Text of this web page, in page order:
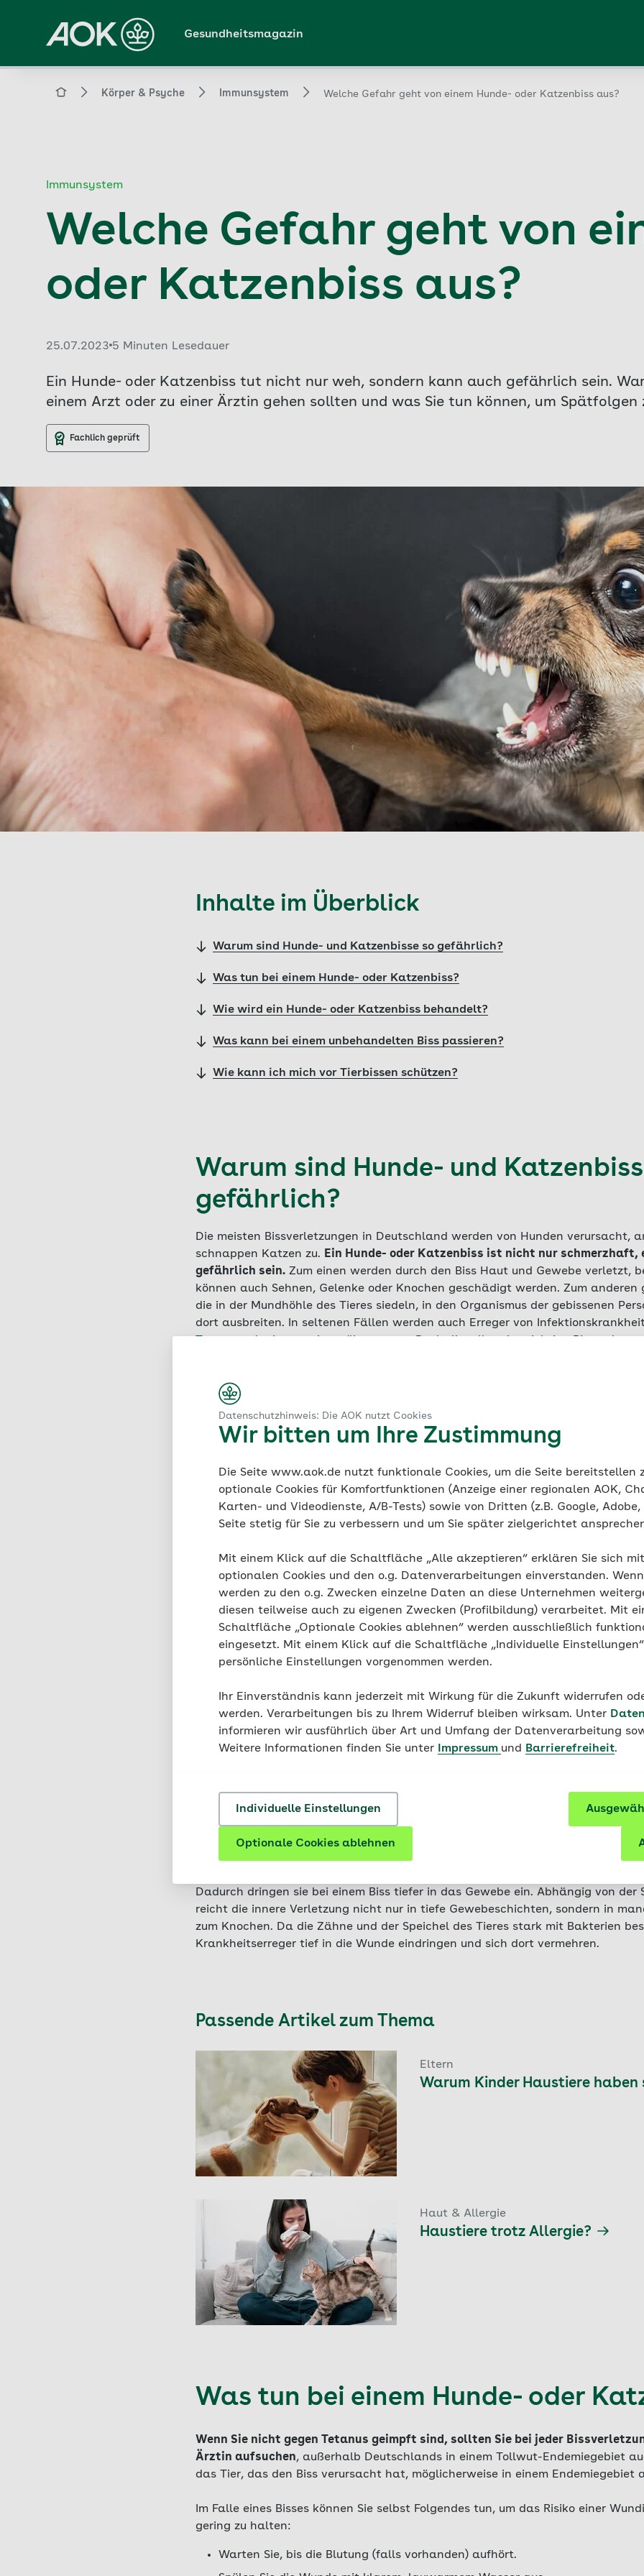
Datenschutzhinweis: Die AOK nutzt Cookies
Wir bitten um Ihre Zustimmung
Die Seite www.aok.de nutzt funktionale Cookies, um die Seite bereitstellen
optionale Cookies für Komfortfunktionen (Anzeige einer regionalen AOK,
Karten- und Videodienste, A/B-Tests) sowie von Dritten (z.B. Google,
Seite stetig für Sie zu verbessern und um Sie später zielgerichtet
Mit einem Klick auf die Schaltfläche „Alle akzeptieren“ erklären Sie sich
optionalen Cookies und den o.g. Datenverarbeitungen einverstanden.
werden zu den o.g. Zwecken einzelne Daten an diese Unternehmen
diesen teilweise auch zu eigenen Zwecken (Profilbildung) verarbeitet. Mit
Schaltfläche „Optionale Cookies ablehnen“ werden ausschließlich
eingesetzt. Mit einem Klick auf die Schaltfläche „Individuelle
persönliche Einstellungen vorgenommen werden.
Ihr Einverständnis kann jederzeit mit Wirkung für die Zukunft widerrufen
werden. Verarbeitungen bis zu Ihrem Widerruf bleiben wirksam. Unter
informieren wir ausführlich über Art und Umfang der Datenverarbeitung
Weitere Informationen finden Sie unter
Impressum und Barrierefreiheit.
Individuelle Einstellungen
Optionale Cookies ablehnen
Hauptinhalt
springen
Gesundheitsmagazin
Magazin Körper & Psyche Immunsystem Welche Gefahr geht von einem Hunde- oder Katzenbiss aus?
Immunsystem
Welche Gefahr geht von
oder Katzenbiss aus?
Veröffentlicht am:
25.07.2023 5 Minuten Lesedauer
Ein Hunde- oder Katzenbiss tut nicht nur weh, sondern kann auch gefährlich sein.
einem Arzt oder zu einer Ärztin gehen sollten und was Sie tun können, um Spätfolgen
Fachlich geprüft
Inhalte im Überblick
Warum sind Hunde- und Katzenbisse so gefährlich?
Was tun bei einem Hunde- oder Katzenbiss?
Wie wird ein Hunde- oder Katzenbiss behandelt?
Was kann bei einem unbehandelten Biss passieren?
Wie kann ich mich vor Tierbissen schützen?
Warum sind Hunde- und
gefährlich?
Die meisten Bissverletzungen in Deutschland werden von Hunden verursacht,
schnappen Katzen zu. Ein Hunde- oder Katzenbiss ist nicht nur schmerzhaft,
gefährlich sein. Zum einen werden durch den Biss Haut und Gewebe verletzt,
können auch Sehnen, Gelenke oder Knochen geschädigt werden. Zum anderen
die in der Mundhöhle des Tieres siedeln, in den Organismus der gebissenen
dort ausbreiten. In seltenen Fällen werden auch Erreger von
Infektionsrisiko bei Hunde- und
Bei 10 bis 20 Prozent aller Bissverletzungen kommt es zu einer Infektion.Das
vom Gesundheitszustand der gebissenen Person und vom Verursacher des
Infektionsgefahr bei Katzenbissen höher als bei Hundebissen. Auch die
wurde und der Verletzungsgrad spielen eine Rolle. Das Risiko ist höher, wenn
Hand
Fuß
Genitalien
Ebenso ist das Infektionsrisiko erhöht, wenn Knochen, Gelenke oder Sehnen
durch Vorerkrankungen geschwächt ist, sowie
Neugeborene
und Säuglinge
Bei Katzenbissen ist besondere Vorsicht
Äußerlich wirkt ein Katzenbiss klein und ist häufig nur an den Bissstellen zu
tatsächliche Verletzungstiefe eines Katzenbisses wird daher oft unterschätzt
Dadurch dringen sie bei einem Biss tiefer in das Gewebe ein. Abhängig von der
reicht die innere Verletzung nicht nur in tiefe Gewebeschichten, sondern in
zum Knochen. Da die Zähne und der Speichel des Tieres stark mit Bakterien
Krankheitserreger tief in die Wunde eindringen und sich dort vermehren.
Passende Artikel zum Thema
Eltern
Warum Kinder Haustiere haben
Haut & Allergie
Haustiere trotz Allergie?
Was tun bei einem Hunde- oder
Wenn Sie nicht gegen Tetanus geimpft sind, sollten Sie bei jeder
Ärztin aufsuchen, außerhalb Deutschlands in einem Tollwut-Endemiegebiet
das Tier, das den Biss verursacht hat, möglicherweise in einem Endemiegebiet
Im Falle eines Bisses können Sie selbst Folgendes tun, um das Risiko einer
gering zu halten:
Warten Sie, bis die Blutung (falls vorhanden) aufhört.